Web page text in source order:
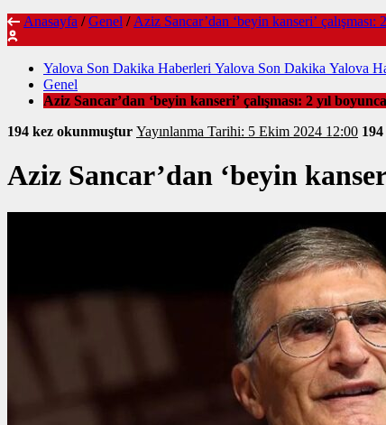
Anasayfa / Genel / Aziz Sancar’dan ‘beyin kanseri’
Yalova Son Dakika Haberleri Yalova Son Dakika Yalova
Genel
Aziz Sancar’dan ‘beyin kanseri’ çalışması: 2 yıl
194 kez okunmuştur
Yayınlanma Tarihi: 5 Ekim 2024 12:00 194
Aziz Sancar’dan ‘beyin